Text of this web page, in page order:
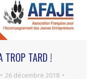
TROP TARD !
26 décembre 2018